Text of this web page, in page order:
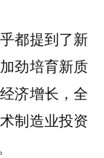
都提到了新
劲培育新质
济增长，全
制造业投资